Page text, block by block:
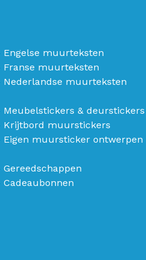
Engelse muurteksten
Franse muurteksten
Nederlandse muurteksten
Meubelstickers & deurstickers
Krijtbord muurstickers
Eigen muursticker ontwerpen
Gereedschappen
Cadeaubonnen